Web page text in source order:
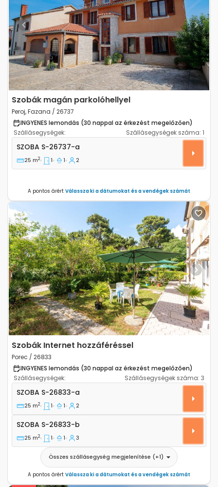
Previous Next
Szobák magán parkolóhellyel
Peroj, Fazana / 26737
INGYENES lemondás (30 nappal az érkezést megelőzően)
Szállásegységek:
Szállásegységek száma: 1
Szoba Peroj, Fazana S-26737-a
SZOBA S-26737-a
25 m2 1 1 2
A pontos árért Válassza ki a dátumokat és a vendégek számát
Previous Next
Szobák Internet hozzáféréssel
Porec / 26833
INGYENES lemondás (30 nappal az érkezést megelőzően)
Szállásegységek:
Szállásegységek száma: 3
Szoba Porec S-26833-a
SZOBA S-26833-a
25 m2 1 1 2
Szoba S-26833-b
SZOBA S-26833-b
25 m2 1 1 3
Összes szállásegység megjelenítése (+1)
A pontos árért Válassza ki a dátumokat és a vendégek számát